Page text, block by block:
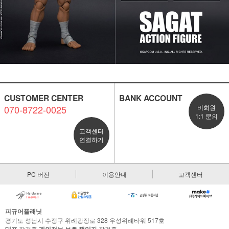
CUSTOMER CENTER
070-8722-0025
고객센터
연결하기
BANK ACCOUNT
비회원
1:1 문의
PC 버전 이용안내 고객센터
피규어플래닛
경기도 성남시 수정구 위례광장로 328 우성위례타워 517호